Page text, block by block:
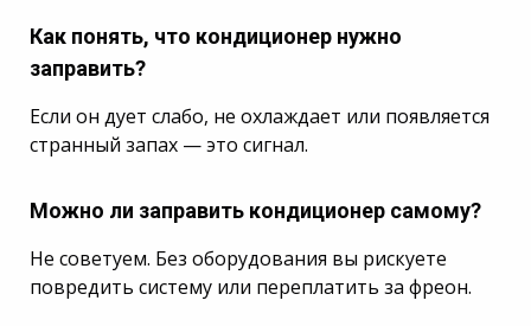
Как понять, что кондиционер нужно
заправить?
Если он дует слабо, не охлаждает или появляется
странный запах — это сигнал.
Можно ли заправить кондиционер самому?
Не советуем. Без оборудования вы рискуете
повредить систему или переплатить за фреон.